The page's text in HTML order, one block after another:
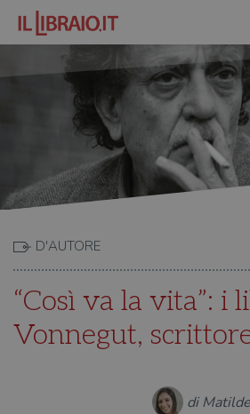
D'AUTORE
“Così va la vita”: i
Vonnegut,
di